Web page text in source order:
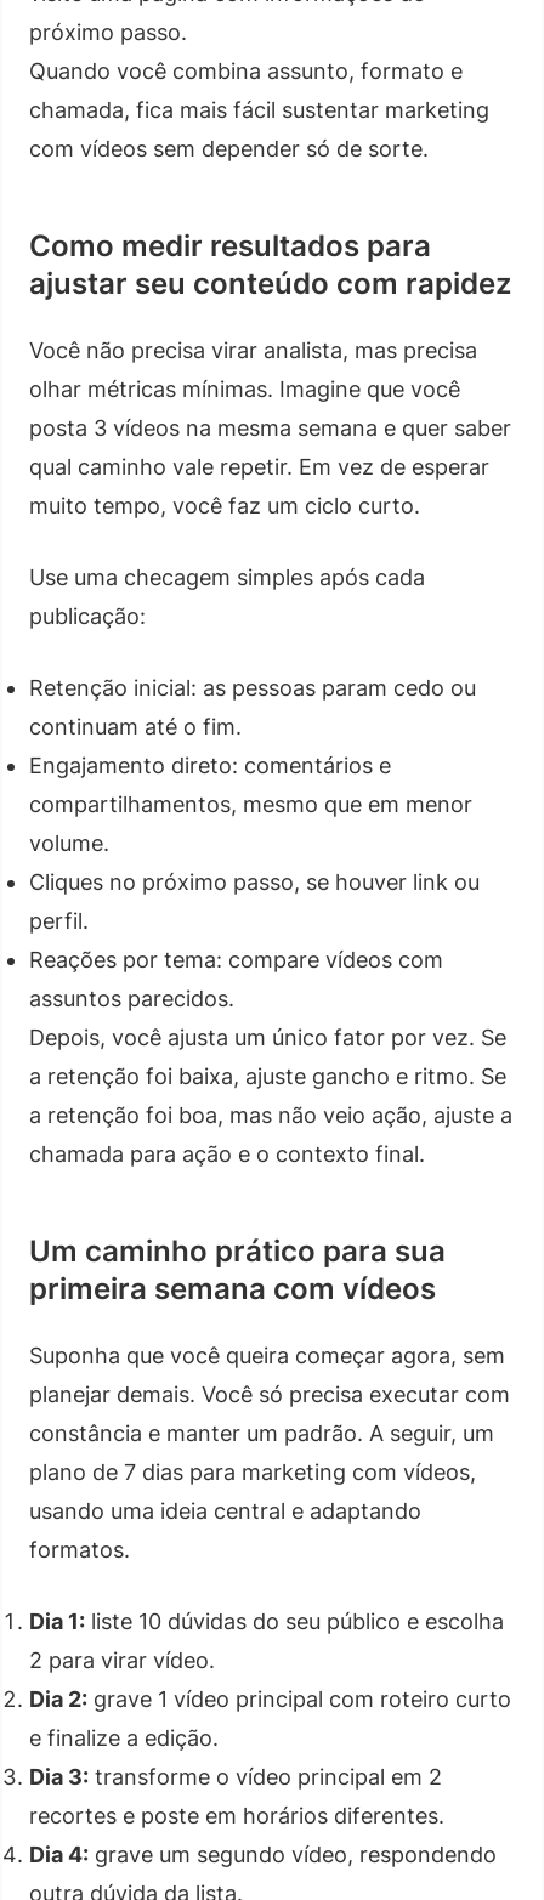
próximo passo.
Quando você combina assunto, formato e
chamada, fica mais fácil sustentar marketing
com vídeos sem depender só de sorte.
Como medir resultados para
ajustar seu conteúdo com rapidez
Você não precisa virar analista, mas precisa
olhar métricas mínimas. Imagine que você
posta 3 vídeos na mesma semana e quer saber
qual caminho vale repetir. Em vez de esperar
muito tempo, você faz um ciclo curto.
Use uma checagem simples após cada
publicação:
Retenção inicial: as pessoas param cedo ou
continuam até o fim.
Engajamento direto: comentários e
compartilhamentos, mesmo que em menor
volume.
Cliques no próximo passo, se houver link ou
perfil.
Reações por tema: compare vídeos com
assuntos parecidos.
Depois, você ajusta um único fator por vez. Se
a retenção foi baixa, ajuste gancho e ritmo. Se
a retenção foi boa, mas não veio ação, ajuste a
chamada para ação e o contexto final.
Um caminho prático para sua
primeira semana com vídeos
Suponha que você queira começar agora, sem
planejar demais. Você só precisa executar com
constância e manter um padrão. A seguir, um
plano de 7 dias para marketing com vídeos,
usando uma ideia central e adaptando
formatos.
Dia 1: liste 10 dúvidas do seu público e escolha
2 para virar vídeo.
Dia 2: grave 1 vídeo principal com roteiro curto
e finalize a edição.
Dia 3: transforme o vídeo principal em 2
recortes e poste em horários diferentes.
Dia 4: grave um segundo vídeo, respondendo
outra dúvida da lista.